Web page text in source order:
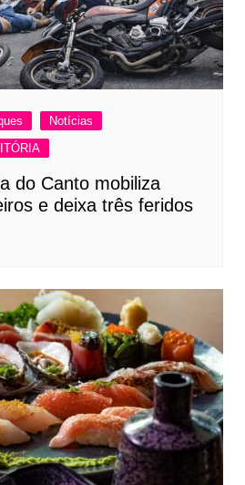
Notícias
do Canto mobiliza
e deixa três feridos